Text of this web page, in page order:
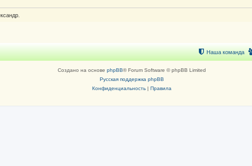
Наша команда
Создано на основе phpBB® Forum Software © phpBB Limited
Русская поддержка phpBB
Конфиденциальность| Правила